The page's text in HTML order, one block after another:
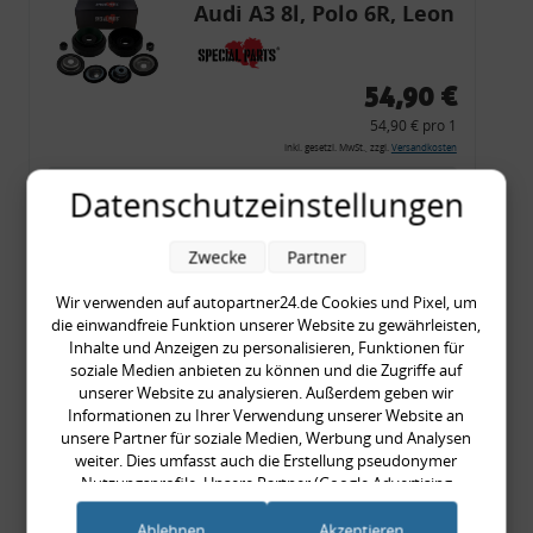
Audi A3 8l, Polo 6R, Leon
54,90 €
54,90 € pro 1
inkl. gesetzl. MwSt., zzgl. Versandkosten
Merkzettel
Rückleuchtenband mit
Blinker, rot, US-Ecken,
Audi 80 Cabrio, Typ 89,
OE-Nr.: 8G0945225 +
8G0945225C
999,99 €
999,99 € pro 1
Datenschutzeinstellungen
Wir verwenden auf autopartner24.de Cookies und Pixel, um
die einwandfreie Funktion unserer Website zu gewährleisten,
Inhalte und Anzeigen zu personalisieren, Funktionen für
soziale Medien anbieten zu können und die Zugriffe auf
unserer Website zu analysieren. Außerdem geben wir
Informationen zu Ihrer Verwendung unserer Website an
unsere Partner für soziale Medien, Werbung und Analysen
weiter. Dies umfasst auch die Erstellung pseudonymer
Nutzungsprofile. Unsere Partner (Google Advertising
Products) führen diese Informationen möglicherweise mit
weiteren Daten zusammen, die Sie ihnen bereitgestellt haben
Zwecke Partner